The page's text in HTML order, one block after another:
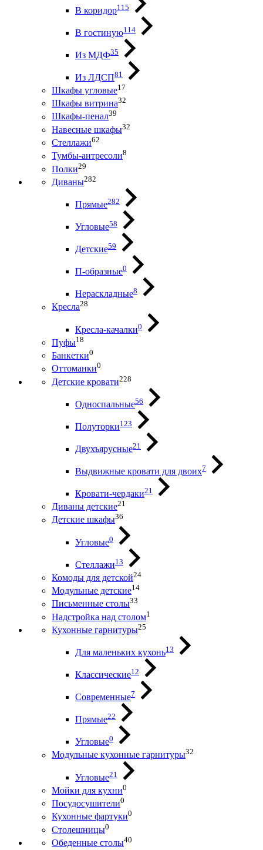
В коридор115
В гостиную114
Из МДФ35
Из ЛДСП81
Шкафы угловые17
Шкафы витрина32
Шкафы-пенал39
Навесные шкафы32
Стеллажи62
Тумбы-антресоли8
Полки29
Диваны282
Прямые282
Угловые58
Детские59
П-образные0
Нераскладные8
Кресла28
Кресла-качалки0
Пуфы18
Банкетки0
Оттоманки0
Детские кровати228
Односпальные56
Полуторки123
Двухъярусные21
Выдвижные кровати для двоих7
Кровати-чердаки21
Диваны детские21
Детские шкафы36
Угловые0
Стеллажи13
Комоды для детской24
Модульные детские14
Письменные столы33
Надстройка над столом1
Кухонные гарнитуры25
Для маленьких кухонь13
Классические12
Современные7
Прямые22
Угловые0
Модульные кухонные гарнитуры32
Угловые21
Мойки для кухни0
Посудосушители0
Кухонные фартуки0
Столешницы0
Обеденные столы40